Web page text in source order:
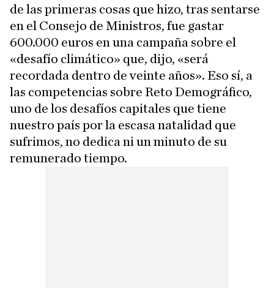
de las primeras cosas que hizo, tras sentarse
en el Consejo de Ministros, fue gastar
600.000 euros en una campaña sobre el
«desafío climático» que, dijo, «será
recordada dentro de veinte años». Eso sí, a
las competencias sobre Reto Demográfico,
uno de los desafíos capitales que tiene
nuestro país por la escasa natalidad que
sufrimos, no dedica ni un minuto de su
remunerado tiempo.